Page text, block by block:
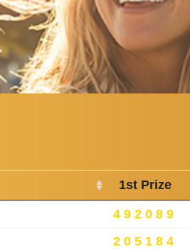
1st Prize
492089
205184